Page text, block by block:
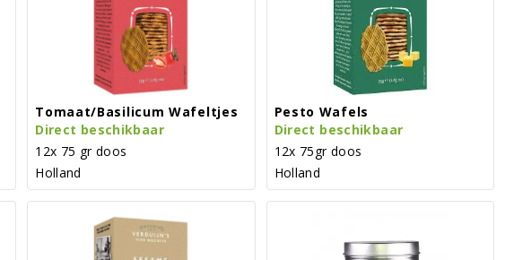
Tomaat/basilicum Wafeltjes
Direct beschikbaar
12x 75 gr doos
Holland
Pesto Wafels
Direct beschikbaar
12x 75gr doos
Holland